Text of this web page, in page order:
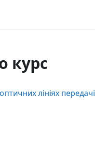
курс
лініях передачі